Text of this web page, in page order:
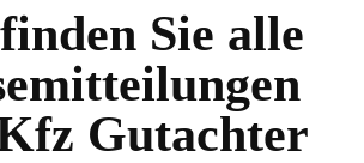
Sie alle
Gutachter